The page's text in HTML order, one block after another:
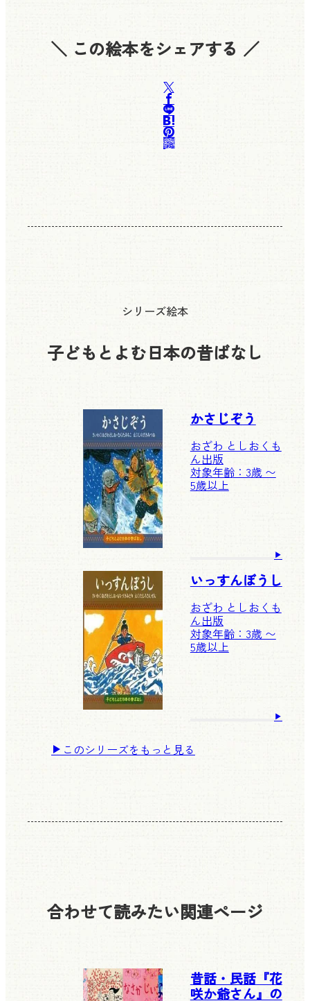
＼ この絵本をシェアする ／
シリーズ絵本
子どもとよむ日本の昔ばなし
かさじぞう
おざわ としお くも
ん出版
対象年齢：3歳 〜
5歳以上
いっすんぼうし
おざわ としお くも
ん出版
対象年齢：3歳 〜
5歳以上
このシリーズをもっと見る
合わせて読みたい関連ページ
昔話・民話『花
咲か爺さん』の